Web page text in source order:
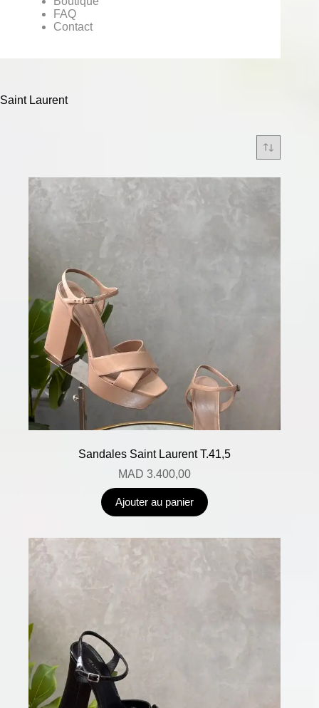
Saint Laurent
Sandales Saint Laurent T.41,5
MAD 3.400,00
Ajouter au panier
FAQ
Contact